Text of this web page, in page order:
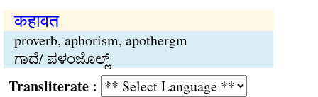
कहावत
proverb, aphorism, apothergm
ಗಾದೆ/ ಪಳಂಜೊಲ್ಲ್
: